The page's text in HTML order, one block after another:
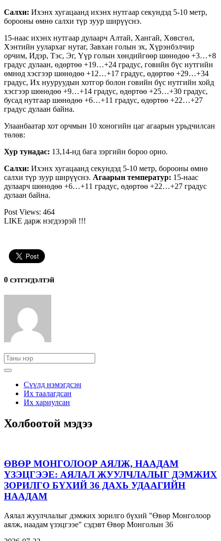
Салхи: Ихэнх хугацаанд ихэнх нутгаар секундэд 5-10 метр,
борооны өмнө салхи түр зуур ширүүснэ.
15-наас ихэнх нутгаар дулаарч Алтай, Хангай, Хөвсгөл,
Хэнтийн уулархаг нутаг, Завхан голын эх, Хүрэнбэлчир
орчим, Идэр, Тэс, Эг, Үүр голын хөндийгөөр шөнөдөө +3…+8
градус дулаан, өдөртөө +19…+24 градус, говийн бүс нутгийн
өмнөд хэсгээр шөнөдөө +12…+17 градус, өдөртөө +29…+34
градус, Их нууруудын хотгор болон говийн бүс нутгийн хойд
хэсгээр шөнөдөө +9…+14 градус, өдөртөө +25…+30 градус,
бусад нутгаар шөнөдөө +6…+11 градус, өдөртөө +22…+27
градус дулаан байна.
Улаанбаатар хот орчмын 10 хоногийн цаг агаарын урьдчилсан
төлөв:
Хур тунадас: 13,14-нд бага зэргийн бороо орно.
Салхи: Ихэнх хугацаанд секундэд 5-10 метр, борооны өмнө
салхи түр зуур ширүүснэ. Агаарын температур: 15-наас
дулаарч шөнөдөө +6…+11 градус, өдөртөө +22…+27 градус
дулаан байна.
Post Views: 464
LIKE дарж нэгдээрэй !!!
0 cэтгэгдэлтэй
Сүүлд нэмэгдсэн
Их таалагдсан
Их хариулсан
Холбоотой мэдээ
ӨВӨР МОНГОЛООР АЯЛЖ, НААДАМ
ҮЗЭЦГЭЭЕ: АЯЛАЛ ЖУУЛЧЛАЛЫГ ДЭМЖИХ
ЗОРИЛГО БҮХИЙ 36 ДАХЬ УДААГИЙН
НААДАМ
Аялал жуулчлалыг дэмжих зорилго бүхий "Өвөр Монголоор
аялж, наадам үзэцгээе" сэдэвт Өвөр Монголын 36